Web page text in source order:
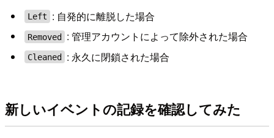
Left : 自発的に離脱した場合
Removed : 管理アカウントによって除外された場合
Cleaned : 永久に閉鎖された場合
新しいイベントの記録を確認してみた